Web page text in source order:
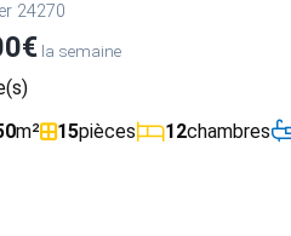
24270
la semaine
m² 15pièces 12chambres